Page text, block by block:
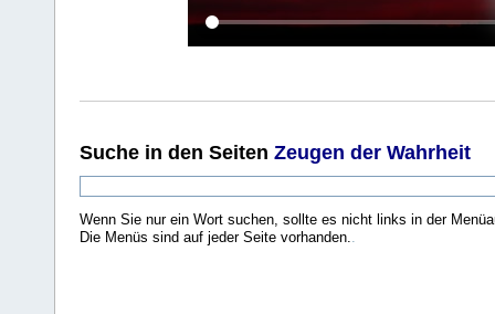
Suche in den Seiten Zeugen der Wahrheit
Wenn Sie nur ein Wort suchen, sollte es nicht links in der
Die Menüs sind auf jeder Seite vorhanden.